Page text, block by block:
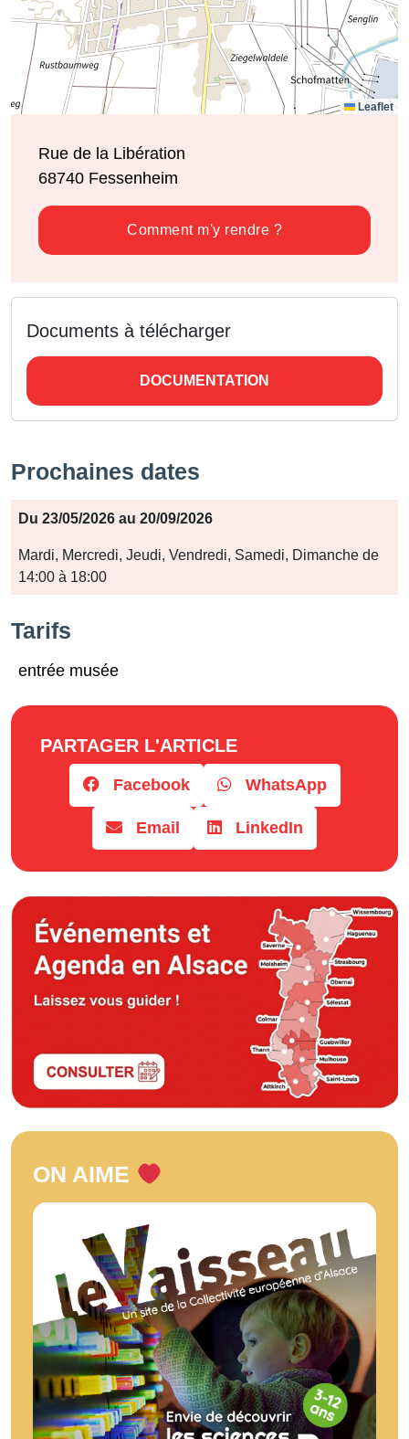
Leaflet
Rue de la Libération
68740 Fessenheim
Comment m'y rendre ?
Documents à télécharger
DOCUMENTATION
Prochaines dates
Période
Jours
Du 23/05/2026 au 20/09/2026
Mardi, Mercredi, Jeudi, Vendredi, Samedi, Dimanche de
14:00 à 18:00
Tarifs
entrée musée
PARTAGER L'ARTICLE
Facebook WhatsApp
Email LinkedIn
ON AIME